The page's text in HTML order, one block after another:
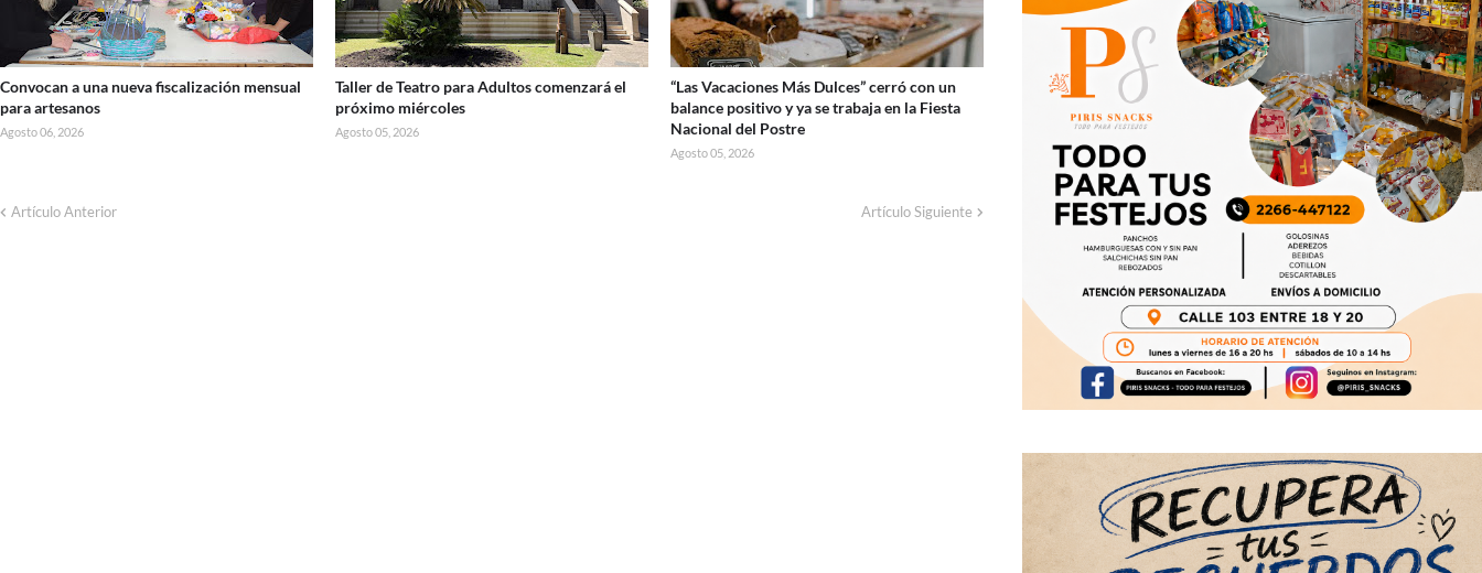
Convocan a una nueva fiscalización mensual
para artesanos
Agosto 06, 2026
Taller de Teatro para Adultos comenzará el
próximo miércoles
Agosto 05, 2026
“Las Vacaciones Más Dulces” cerró con un
balance positivo y ya se trabaja en la Fiesta
Nacional del Postre
Agosto 05, 2026
Artículo Anterior Artículo Siguiente